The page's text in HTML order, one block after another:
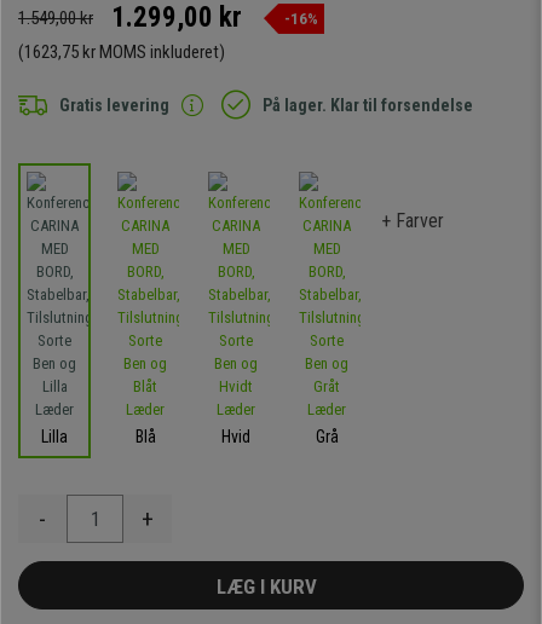
1.549,00 kr 1.299,00 kr -16%
(1623,75 kr MOMS inkluderet)
Gratis levering På lager. Klar til forsendelse
Lilla Blå Hvid Grå
+ Farver
- +
LÆG I KURV